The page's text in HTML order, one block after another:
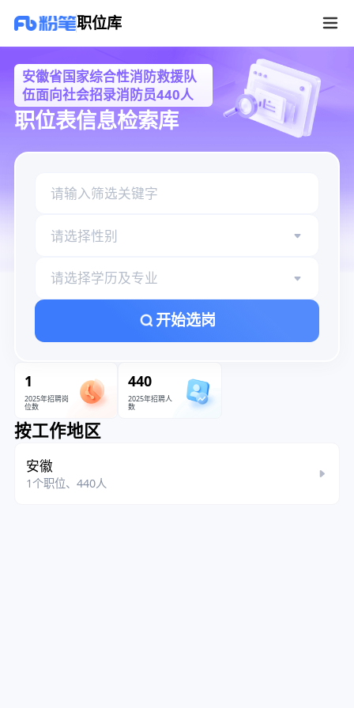
职位库
安徽省国家综合性消防救援队
伍面向社会招录消防员440人
职位表信息检索库
请选择性别
请选择学历及专业
开始选岗
1
2025年招聘岗
位数
440
2025年招聘人
数
按工作地区
安徽
1个职位、440人